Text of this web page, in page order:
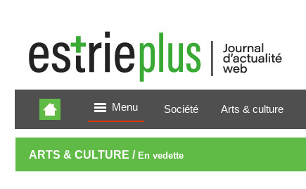
Menu Société Arts & culture
ARTS & CULTURE / En vedette